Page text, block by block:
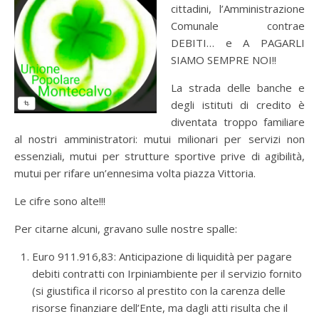
cittadini, l’Amministrazione
Comunale contrae
DEBITI… e A PAGARLI
SIAMO SEMPRE NOI!!
La strada delle banche e
degli istituti di credito è
diventata troppo familiare
al nostri amministratori: mutui milionari per servizi non
essenziali, mutui per strutture sportive prive di agibilità,
mutui per rifare un’ennesima volta piazza Vittoria.
Le cifre sono alte!!!
Per citarne alcuni, gravano sulle nostre spalle:
Euro 911.916,83: Anticipazione di liquidità per pagare
debiti contratti con Irpiniambiente per il servizio fornito
(si giustifica il ricorso al prestito con la carenza delle
risorse finanziare dell’Ente, ma dagli atti risulta che il